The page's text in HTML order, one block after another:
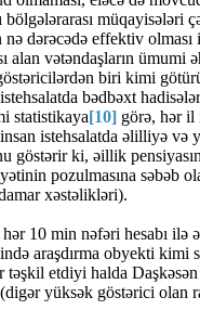
bölgələrarası
dərəcədə effektiv
vətəndaşların ümumi
biri kimi
bədbəxt
statistikaya[10] görə, hər il
istehsalatda əlilliyə və
göstərir ki, əillik
pozulmasına səbəb
xəstəlikləri).
10 min nəfəri hesabı ilə
araşdırma obyekti kimi
etdiyi halda
yüksək göstərici olan